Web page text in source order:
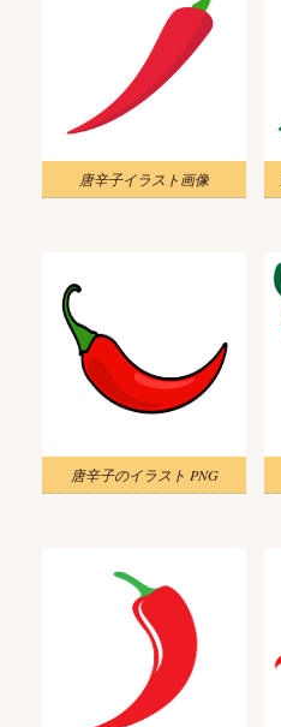
唐辛子イラスト画像
唐辛子のイラスト PNG